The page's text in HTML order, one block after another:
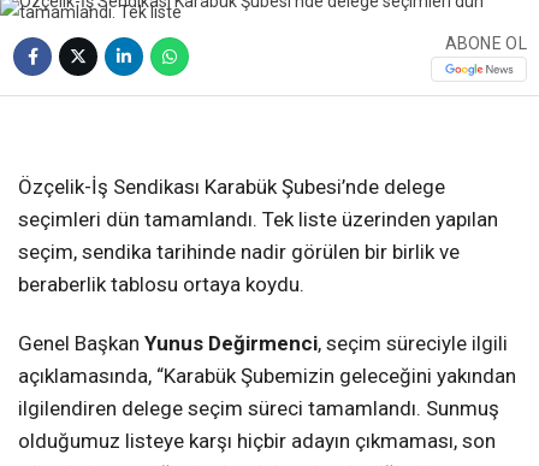
ABONE OL
Özçelik-İş Sendikası Karabük Şubesi’nde delege
seçimleri dün tamamlandı. Tek liste üzerinden yapılan
seçim, sendika tarihinde nadir görülen bir birlik ve
beraberlik tablosu ortaya koydu.
Genel Başkan Yunus Değirmenci, seçim süreciyle ilgili
açıklamasında, “Karabük Şubemizin geleceğini yakından
ilgilendiren delege seçim süreci tamamlandı. Sunmuş
olduğumuz listeye karşı hiçbir adayın çıkmaması, son